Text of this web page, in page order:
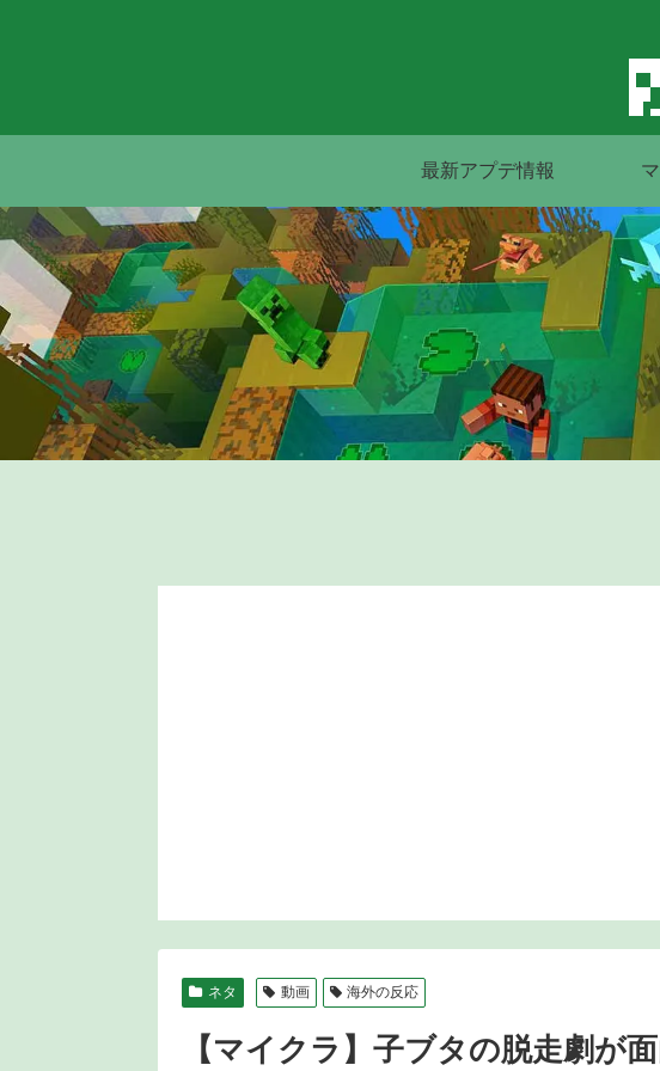
最新アプデ情報
ネタ 動画 海外の反応
【マイクラ】子ブタの脱走劇が